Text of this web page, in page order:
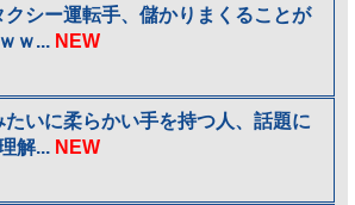
クシー運転手、儲かりまくることが
ｗ... NEW
たいに柔らかい手を持つ人、話題に
解... NEW